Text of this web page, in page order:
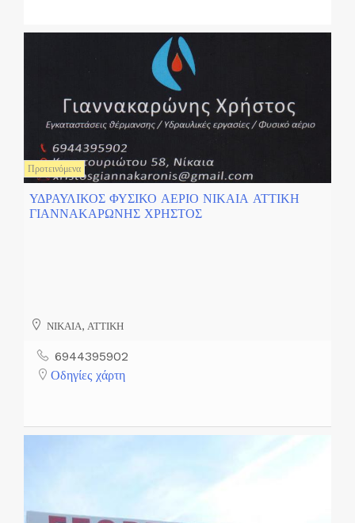
Προτεινόμενα
ΥΔΡΑΥΛΙΚΟΣ ΦΥΣΙΚΟ ΑΕΡΙΟ ΝΙΚΑΙΑ ΑΤΤΙΚΗ
ΓΙΑΝΝΑΚΑΡΩΝΗΣ ΧΡΗΣΤΟΣ
ΝΙΚΑΙΑ, ΑΤΤΙΚΗ
6944395902
Οδηγίες χάρτη